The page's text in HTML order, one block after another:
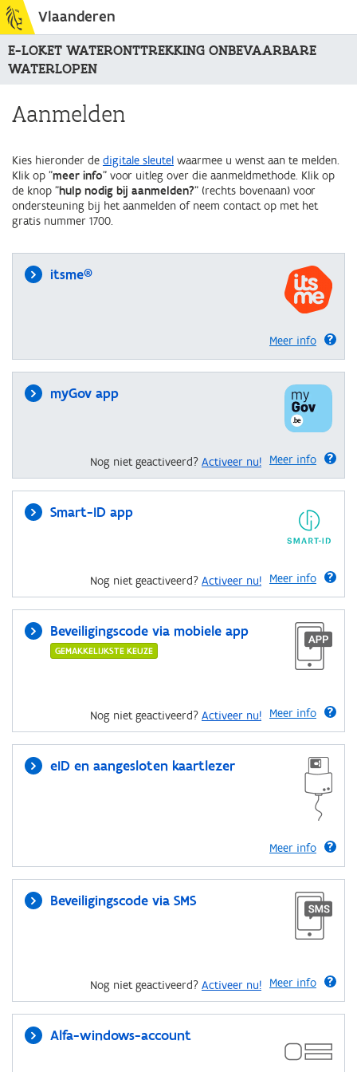
Vlaanderen
E-LOKET WATERONTTREKKING ONBEVAARBARE
WATERLOPEN
Aanmelden
Kies hieronder de digitale sleutel waarmee u wenst aan te melden.
Klik op "meer info" voor uitleg over die aanmeldmethode. Klik op
de knop "hulp nodig bij aanmelden?" (rechts bovenaan) voor
ondersteuning bij het aanmelden of neem contact op met het
gratis nummer 1700.
itsme®
Meer info
myGov app
Meer info
Nog niet geactiveerd? Activeer nu!
Smart-ID app
Meer info
Nog niet geactiveerd? Activeer nu!
Beveiligingscode via mobiele app
GEMAKKELIJKSTE KEUZE
Meer info
Nog niet geactiveerd? Activeer nu!
eID en aangesloten kaartlezer
Meer info
Beveiligingscode via SMS
Meer info
Nog niet geactiveerd? Activeer nu!
Alfa-windows-account